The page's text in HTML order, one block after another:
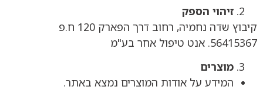
זיהוי הספק
קיבוץ שדה נחמיה, רחוב דרך הפארק 120 ח.פ
56415367. אנט טיפול אחר בע"מ
מוצרים
המידע על אודות המוצרים נמצא באתר.